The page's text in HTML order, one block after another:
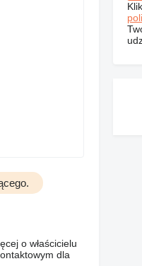
o właścicielu
dla